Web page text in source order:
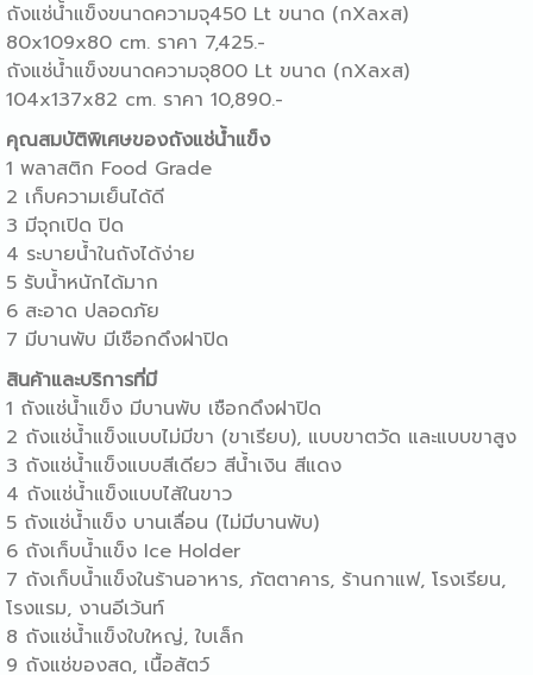
ถังแช่น้ำแข็งขนาดความจุ450 Lt ขนาด (กXลxส)
80x109x80 cm. ราคา 7,425.-
ถังแช่น้ำแข็งขนาดความจุ800 Lt ขนาด (กXลxส)
104x137x82 cm. ราคา 10,890.-
คุณสมบัติพิเศษของถังแช่น้ำแข็ง
1 พลาสติก Food Grade
2 เก็บความเย็นได้ดี
3 มีจุกเปิด ปิด
4 ระบายน้ำในถังได้ง่าย
5 รับน้ำหนักได้มาก
6 สะอาด ปลอดภัย
7 มีบานพับ มีเชือกดึงฝาปิด
สินค้าและบริการที่มี
1 ถังแช่น้ำแข็ง มีบานพับ เชือกดึงฝาปิด
2 ถังแช่น้ำแข็งแบบไม่มีขา (ขาเรียบ), แบบขาตวัด และแบบขาสูง
3 ถังแช่น้ำแข็งแบบสีเดียว สีน้ำเงิน สีแดง
4 ถังแช่น้ำแข็งแบบไส้ในขาว
5 ถังแช่น้ำแข็ง บานเลื่อน (ไม่มีบานพับ)
6 ถังเก็บน้ำแข็ง Ice Holder
7 ถังเก็บน้ำแข็งในร้านอาหาร, ภัตตาคาร, ร้านกาแฟ, โรงเรียน,
โรงแรม, งานอีเว้นท์
8 ถังแช่น้ำแข็งใบใหญ่, ใบเล็ก
9 ถังแช่ของสด, เนื้อสัตว์